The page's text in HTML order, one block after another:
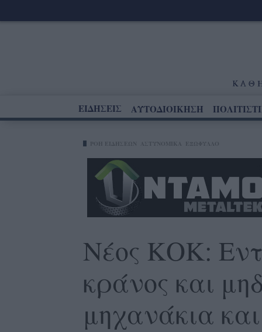
ΕΙΔΗΣΕΙΣ ΑΥΤΟΔΙΟΙΚΗΣΗ
Νέος ΚΟΚ:
κράνος και
μηχανάκια